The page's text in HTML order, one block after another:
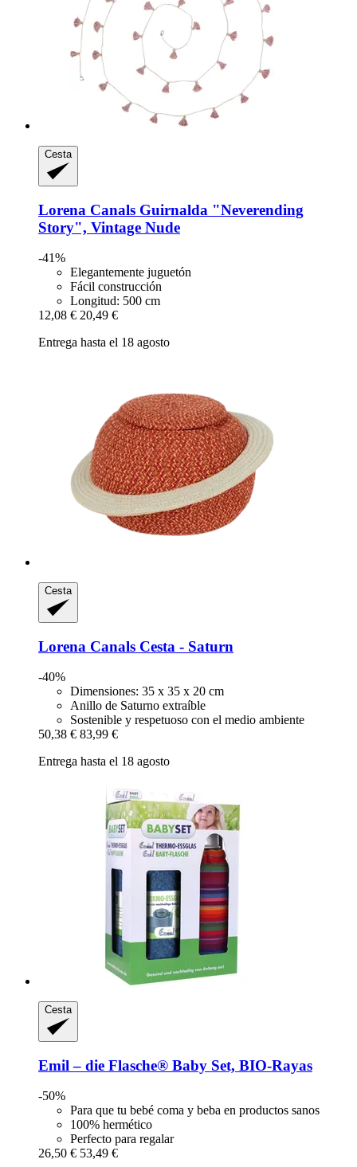
Cesta
Lorena Canals Guirnalda "Neverending
Story", Vintage Nude
-41%
Elegantemente juguetón
Fácil construcción
Longitud: 500 cm
12,08 € 20,49 €
Entrega hasta el 18 agosto
Cesta
Lorena Canals Cesta -​ Saturn
-40%
Dimensiones: 35 x 35 x 20 cm
Anillo de Saturno extraíble
Sostenible y respetuoso con el medio ambiente
50,38 € 83,99 €
Entrega hasta el 18 agosto
Cesta
Emil – die Flasche® Baby Set, BIO-​Rayas
-50%
Para que tu bebé coma y beba en productos sanos
100% hermético
Perfecto para regalar
26,50 € 53,49 €